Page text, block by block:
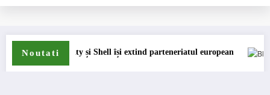
Noutati
insolvență
DKV Mobility și Shell își extind parteneriatul european Blue